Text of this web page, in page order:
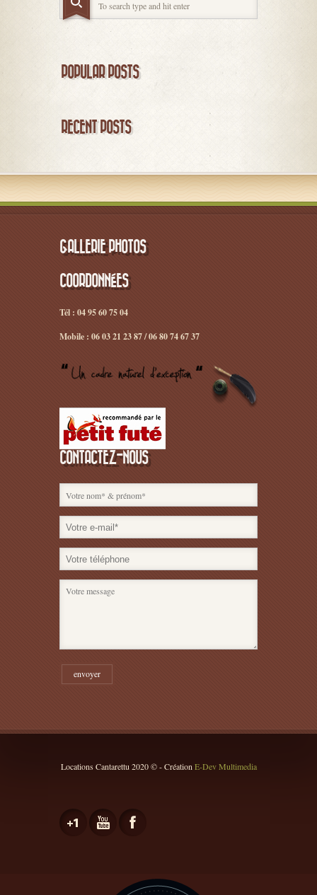
POPULAR POSTS
RECENT POSTS
GALLERIE PHOTOS
COORDONNÉES
Tél : 04 95 60 75 04
Mobile : 06 03 21 23 87 / 06 80 74 67 37
CONTACTEZ-NOUS
Locations Cantarettu 2020 © - Création E-Dev Multimedia